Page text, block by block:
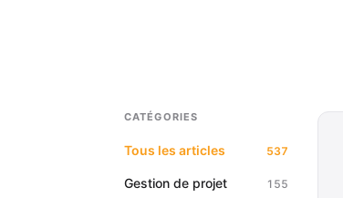
CATÉGORIES
Tous les articles 537
Gestion de projet 155